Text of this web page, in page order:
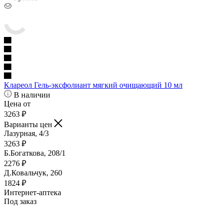
Клареол Гель-эксфолиант мягкий очищающий 10 мл
В наличии
Цена от
3263 ₽
Варианты цен
Лазурная, 4/3
3263 ₽
Б.Богаткова, 208/1
2276 ₽
Д.Ковальчук, 260
1824 ₽
Интернет-аптека
Под заказ